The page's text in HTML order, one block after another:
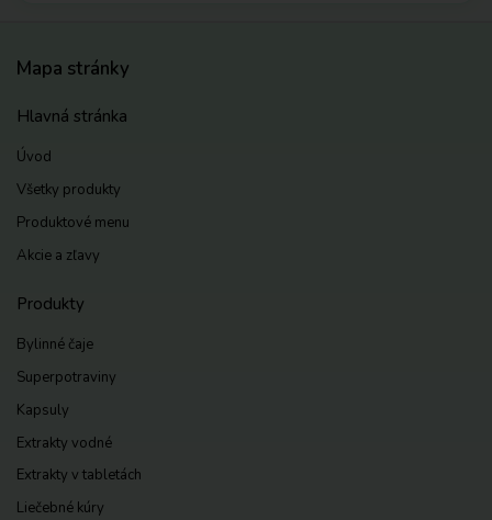
Mapa stránky
Hlavná stránka
Úvod
Všetky produkty
Produktové menu
Akcie a zľavy
Produkty
Bylinné čaje
Superpotraviny
Kapsuly
Extrakty vodné
Extrakty v tabletách
Liečebné kúry